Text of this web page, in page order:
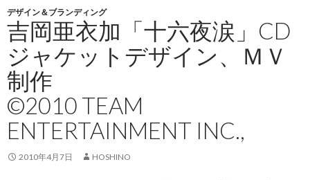
デザイン＆ブランディング
吉岡亜衣加「十六夜涙」CD
ジャケットデザイン、ＭＶ
制作
©2010 TEAM
ENTERTAINMENT INC.,
2010年4月7日 HOSHINO